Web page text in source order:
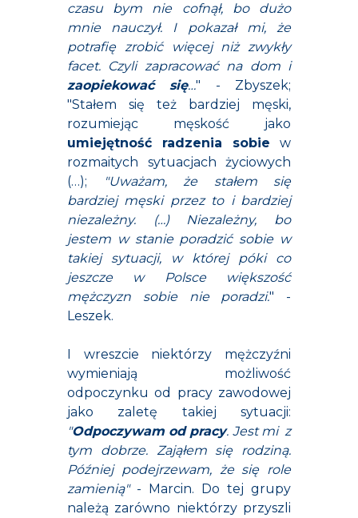
czasu bym nie cofnął, bo dużo
mnie nauczył. I pokazał mi, że
potrafię zrobić więcej niż zwykły
facet. Czyli zapracować na dom i
zaopiekować się…" - Zbyszek;
"Stałem się też bardziej męski,
rozumiejąc męskość jako
umiejętność radzenia sobie w
rozmaitych sytuacjach życiowych
(…);
"Uważam, że stałem się
bardziej męski przez to i bardziej
niezależny. (…) Niezależny, bo
jestem w stanie poradzić sobie w
takiej sytuacji, w której póki co
jeszcze w Polsce większość
mężczyzn sobie nie poradzi." -
Leszek.
I wreszcie niektórzy mężczyźni
wymieniają możliwość
odpoczynku od pracy zawodowej
jako zaletę takiej sytuacji:
"Odpoczywam od pracy. Jest mi z
tym dobrze. Zająłem się rodziną.
Później podejrzewam, że się role
zamienią"- Marcin. Do tej grupy
należą zarówno niektórzy przyszli